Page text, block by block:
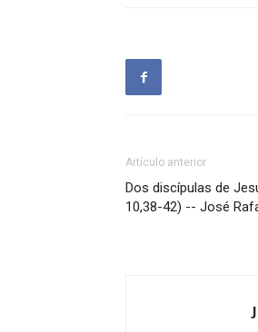
Artículo anterior
Dos discípulas de
10,38-42) -- José